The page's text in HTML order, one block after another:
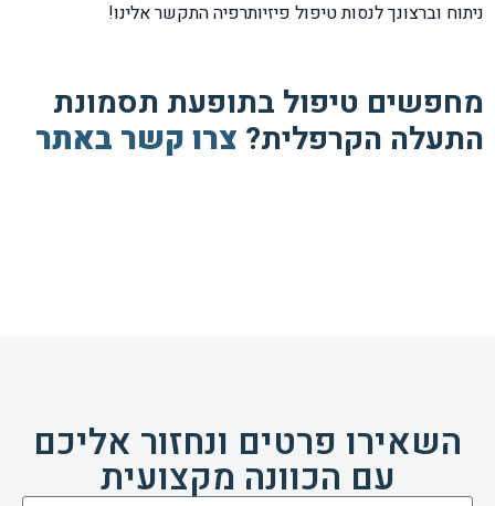
ניתוח וברצונך לנסות טיפול פיזיותרפיה התקשר אלינו!
מחפשים טיפול בתופעת תסמונת
התעלה הקרפלית?צרו קשר באתר
השאירו פרטים ונחזור אליכם
עם הכוונה מקצועית